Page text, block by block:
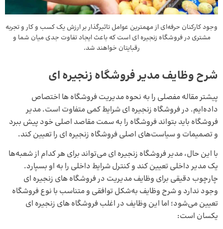
وجود کارکنان حرفه‌ای از مهمترین عوامل تاثیرگذار بر ارزش یک کسب و کار و تجربه
مشتری در فروشگاه زنجیره ای است که باعث ایجاد تفاوت جدی میان شما و
رقبایتان خواهند شد.
شرح وظایف مدیر فروشگاه زنجیره ای
پیشتر مقاله مفصلی را به نحوه مدیریت فروشگاه‌ ها اختصاص
داده‌ایم. در فروشگاه زنجیره‌ ای شرایط کمی متفاوت است. مدیر
فروشگاه باید بتواند فروشگاه را به سمت مقاصد اصلی خود پیش ببرد
و تصمیمات و سیاست‌های اصلی فروشگاه زنجیره ای را تعیین کند.
با این ‌حال، مدیر فروشگاه زنجیره ای می‌تواند برای هر کدام از شعبه‌ها
یک مدیر داخلی تعیین کند و کنترل شرایط داخلی را به او بسپارد.
چارچوب دقیقی برای وظایف مدیریت در فروشگاه های زنجیره ای
وجود ندارد و شرح وظایف به‌شکل توافقی و متناسب با نوع فروشگاه
تعیین می‌شود؛ اما این وظایف در اغلب فروشگاه‌ های زنجیره ای
یکسان است: